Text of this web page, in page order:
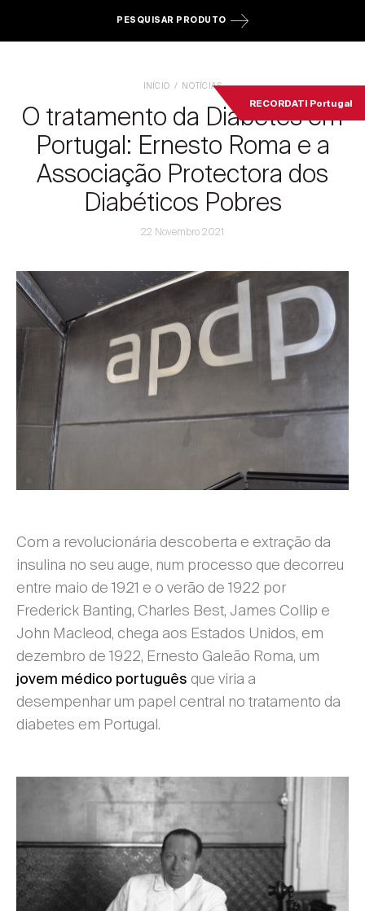
PESQUISAR PRODUTO
RECORDATI Portugal
INÍCIO NOTÍCIAS
O tratamento da Diabetes em
Portugal: Ernesto Roma e a
Associação Protectora dos
Diabéticos Pobres
22 Novembro 2021
Com a revolucionária descoberta e extração da
insulina no seu auge, num processo que decorreu
entre maio de 1921 e o verão de 1922 por
Frederick Banting, Charles Best, James Collip e
John Macleod, chega aos Estados Unidos, em
dezembro de 1922, Ernesto Galeão Roma, um
jovem médico português que viria a
desempenhar um papel central no tratamento da
diabetes em Portugal.